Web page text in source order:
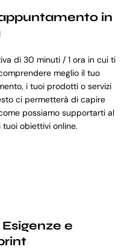
in
di 30 minuti / 1 ora in cui ti
meglio il tuo
i tuoi prodotti o servizi
ci permetterà di capire
possiamo supportarti al
obiettivi online.
e